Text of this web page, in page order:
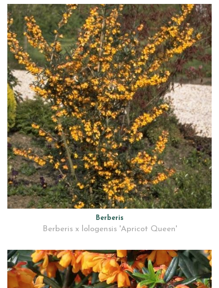
Berberis
Berberis x lologensis 'Apricot Queen'